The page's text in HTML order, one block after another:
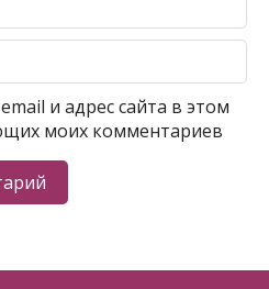
и адрес сайта в этом
моих комментариев